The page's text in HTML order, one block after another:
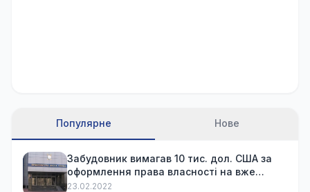
Популярне Нове
Забудовник вимагав 10 тис. дол. США за
оформлення права власності на вже
куплену квартиру
23.02.2022